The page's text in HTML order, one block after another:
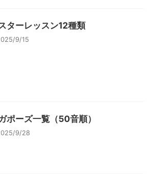
ターレッスン12種類
9/15
ポーズ一覧（50音順）
9/28